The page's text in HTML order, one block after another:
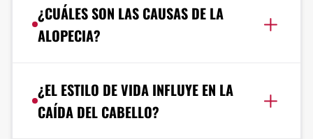
¿CUÁLES SON LAS CAUSAS DE LA
ALOPECIA?
¿EL ESTILO DE VIDA INFLUYE EN LA
CAÍDA DEL CABELLO?